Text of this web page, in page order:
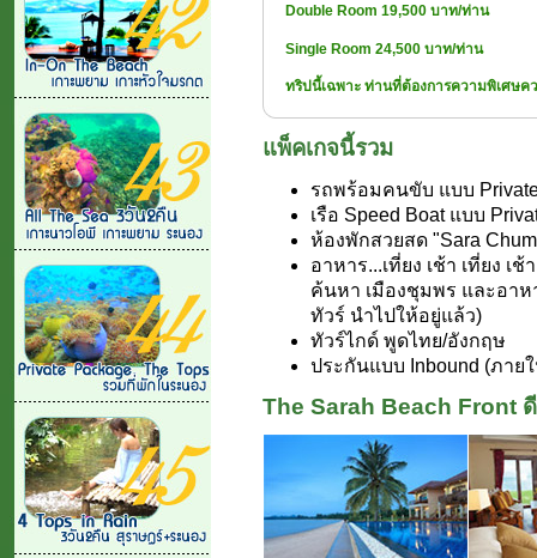
Double Room 19,500 บาท/ท่าน
Single Room 24,500 บาท/ท่าน
ทริปนี้เฉพาะ ท่านที่ต้องการความพิเศษค
แพ็คเกจนี้รวม
รถพร้อมคนขับ แบบ
เรือ Speed Boat แบบ
ห้องพักสวยสด "Sara
อาหาร...เที่ยง เช้า เที่ยง เ
ค้นหา เมืองชุมพร และอาห
ทัวร์ นำไปให้อยู่แล้ว)
ทัวร์ไกด์ พูดไทย/อังกฤษ
ประกันแบบ Inbound (ภาย
The Sarah Beach Front